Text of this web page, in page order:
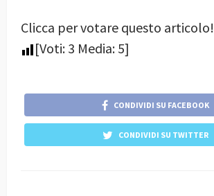
Clicca per votare questo articolo!
[Voti: 3 Media: 5]
CONDIVIDI SU FACEBOOK
CONDIVIDI SU TWITTER